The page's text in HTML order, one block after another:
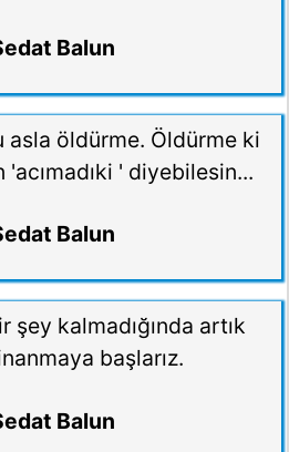
Balun
öldürme. Öldürme ki
' diyebilesin...
Balun
şey kalmadığında artık
başlarız.
Balun